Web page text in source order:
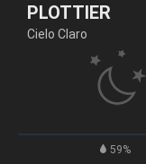
PLOTTIER
Cielo Claro
59%